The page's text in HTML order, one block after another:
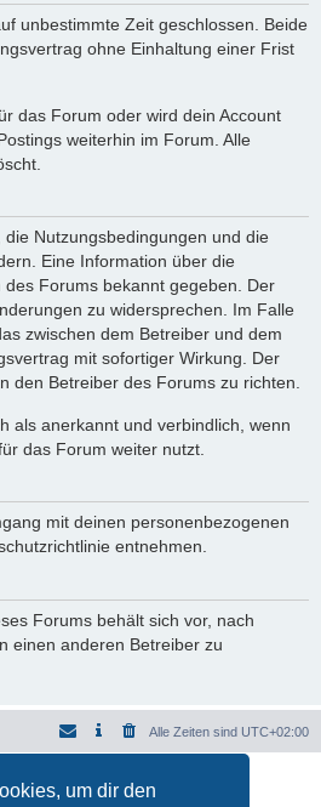
um dir den
unbestimmte Zeit geschlossen. Beide
ohne Einhaltung einer Frist
das Forum oder wird dein Account
weiterhin im Forum. Alle
Nutzungsbedingungen und die
Eine Information über die
Forums bekannt gegeben. Der
zu widersprechen. Im Falle
zwischen dem Betreiber und dem
mit sofortiger Wirkung. Der
den Betreiber des Forums zu richten.
als anerkannt und verbindlich, wenn
das Forum weiter nutzt.
mit deinen personenbezogenen
entnehmen.
Forums behält sich vor, nach
einen anderen Betreiber zu
Alle Zeiten sind UTC+02:00
durchphpBB.de